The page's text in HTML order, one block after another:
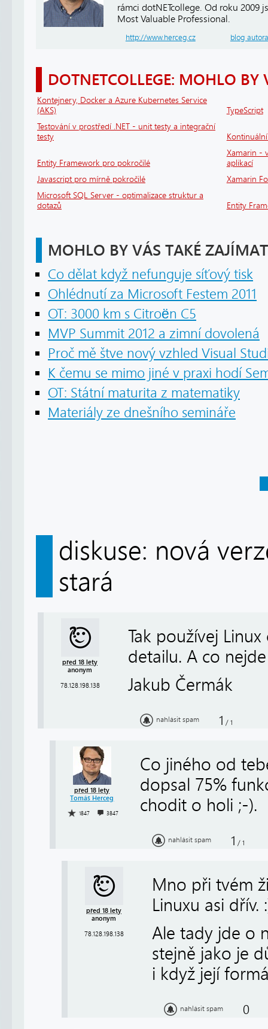
rámci dotNETcollege. Od roku 2009
Most Valuable Professional.
http://www.herceg.cz blog autora
DOTNETCOLLEGE: MOHLO BY
Kontejnery, Docker a Azure Kubernetes Service
(AKS)
TypeScript
Testování v prostředí .NET - unit testy a integrační
testy
Entity Framework pro pokročilé
Xamarin -
aplikací
Javascript pro mírně pokročilé
Xamarin
Microsoft SQL Server - optimalizace struktur a
dotazů
Entity
MOHLO BY VÁS TAKÉ ZAJÍMAT
Co dělat když nefunguje síťový tisk
Ohlédnutí za Microsoft Festem 2011
OT: 3000 km s Citroën C5
MVP Summit 2012 a zimní dovolená
Proč mě štve nový vzhled Visual
K čemu se mimo jiné v praxi hodí
OT: Státní maturita z matematiky
Materiály ze dnešního semináře
diskuse: nová
stará
před 18 lety
anonym
78.128.198.138
Tak používej Linux
detailu. A co
Jakub Čermák
nahlásit spam 1 / 1
před 18 lety
Tomáš Herceg
1847 3847
Co jiného od
dopsal 75%
chodit o holi ;-).
nahlásit spam 1 / 1
před 18 lety
anonym
78.128.198.138
Mno při tvém
Linuxu asi dřív.
Ale tady jde o
stejně jako je
i když její
nahlásit spam 0